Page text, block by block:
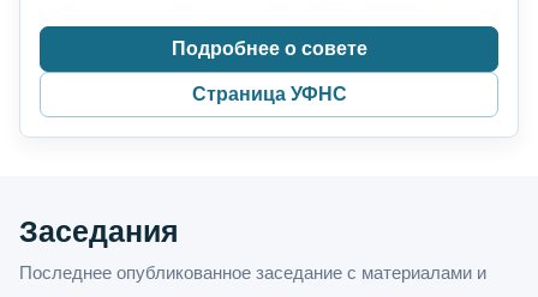
Подробнее о совете
Страница УФНС
Заседания
Последнее опубликованное заседание с материалами и